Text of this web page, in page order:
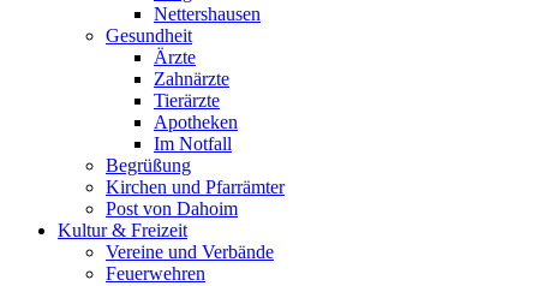
Nettershausen
Gesundheit
Ärzte
Zahnärzte
Tierärzte
Apotheken
Im Notfall
Begrüßung
Kirchen und Pfarrämter
Post von Dahoim
Kultur & Freizeit
Vereine und Verbände
Feuerwehren